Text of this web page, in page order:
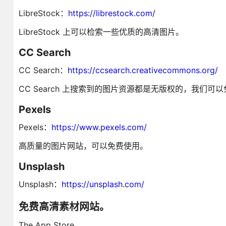
LibreStock： https://librestock.com/
LibreStock 上可以检索一些优质的高清图片。
CC Search
CC Search： https://ccsearch.creativecommons.org/
CC Search 上搜索到的图片资源都是无版权的，我们可以
Pexels
Pexels： https://www.pexels.com/
高质量的图片网站，可以免费使用。
Unsplash
Unsplash： https://unsplash.com/
免费高清素材网站。